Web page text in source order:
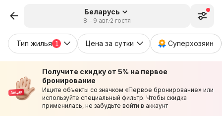
Беларусь
8 – 9 авг. 2 гостя
Тип жилья 1 Цена за сутки Суперхозяин
Получите скидку от 5% на первое
бронирование
Ищите объекты со значком «Первое бронирование» или
используйте специальный фильтр. Чтобы скидка
применилась, не забудьте войти в аккаунт